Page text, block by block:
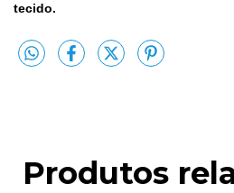
tecido.
Produtos